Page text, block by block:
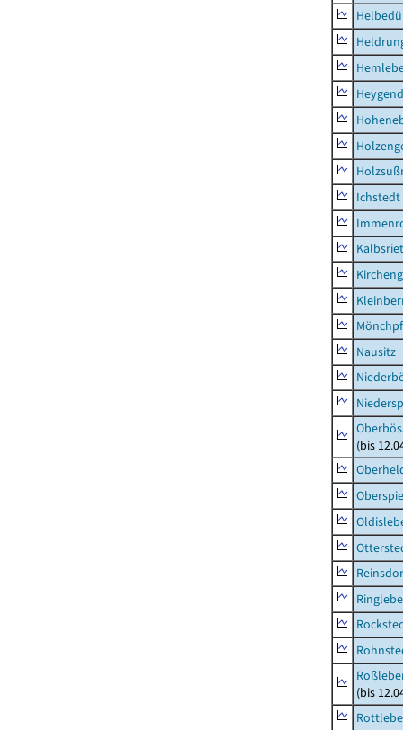
Ichstedt
Nausitz
(bis
(bis